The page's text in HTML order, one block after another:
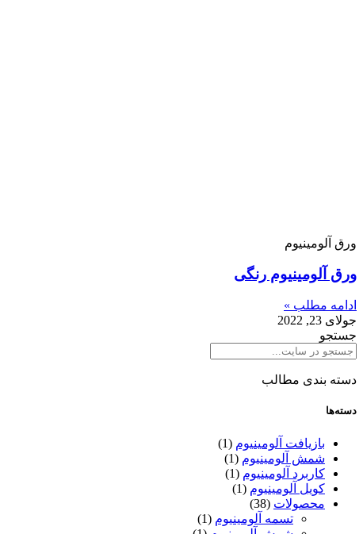
ورق آلومینیوم
ورق آلومینیوم رنگی
ادامه مطلب »
جولای 23, 2022
جستجو
دسته بندی مطالب
دسته‌ها
بازیافت آلومینیوم (1)
شمش آلومینیوم (1)
کاربرد آلومینیوم (1)
کویل آلومینیوم (1)
محصولات (38)
تسمه آلومینیوم (1)